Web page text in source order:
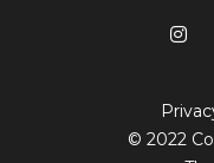
© 2022